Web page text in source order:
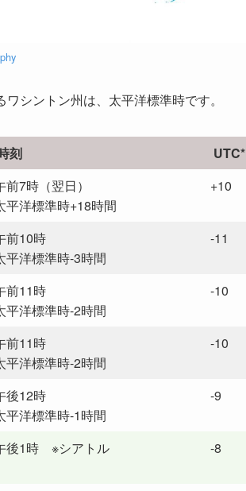
シントン州は、太平洋標準時です。
刻
UTC*
前7時（翌日）
平洋標準時+18時間
+10
前10時
平洋標準時-3時間
-11
前11時
平洋標準時-2時間
-10
前11時
平洋標準時-2時間
-10
後12時
平洋標準時-1時間
-9
後1時 ※シアトル -8